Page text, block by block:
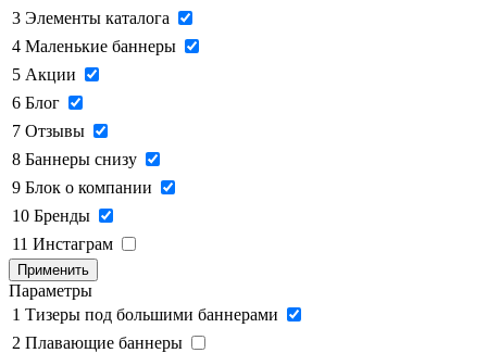
3 Элементы каталога
4 Маленькие баннеры
5 Акции
6 Блог
7 Отзывы
8 Баннеры снизу
9 Блок о компании
10 Бренды
11 Инстаграм
Применить
Параметры
1 Тизеры под большими баннерами
2 Плавающие баннеры